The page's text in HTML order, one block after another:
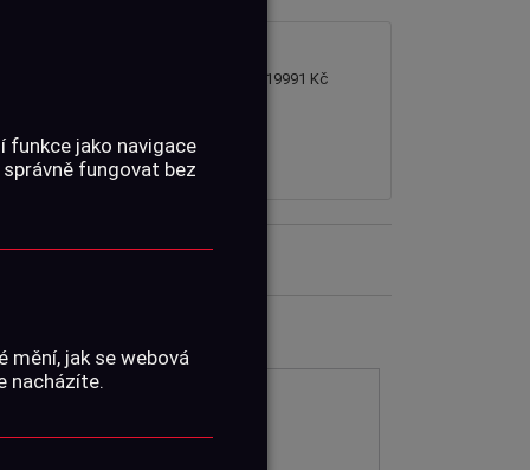
funkce jako navigace
fungovat bez
mění, jak se webová
nacházíte.
119991 Kč